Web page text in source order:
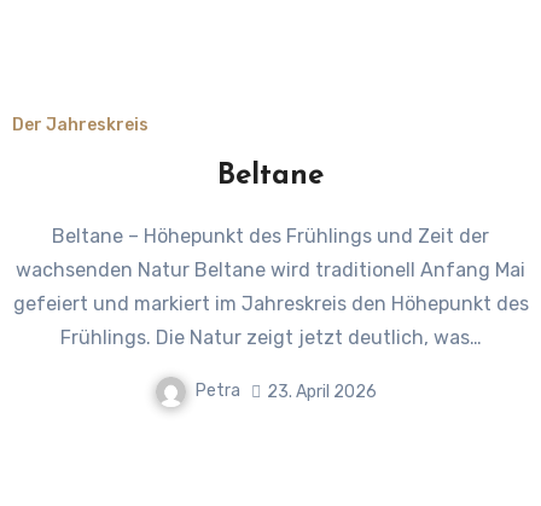
Der Jahreskreis
Beltane
Beltane – Höhepunkt des Frühlings und Zeit der
wachsenden Natur Beltane wird traditionell Anfang Mai
gefeiert und markiert im Jahreskreis den Höhepunkt des
Frühlings. Die Natur zeigt jetzt deutlich, was…
Petra 23. April 2026